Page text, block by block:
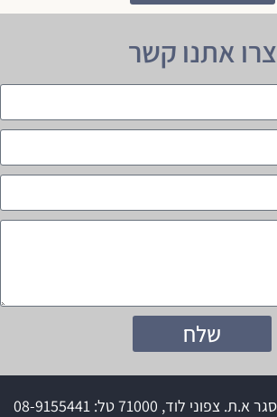
צרו אתנו קשר
שלח